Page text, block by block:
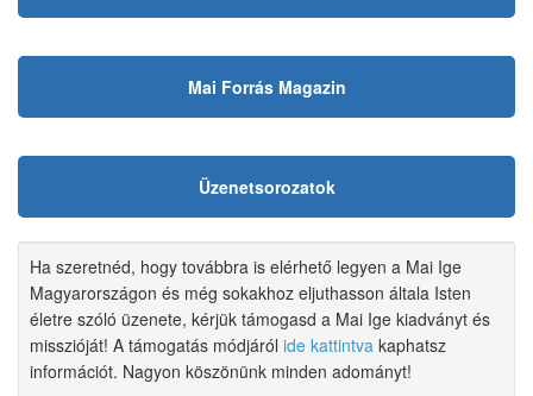
Mai Forrás Magazin
Üzenetsorozatok
Ha szeretnéd, hogy továbbra is elérhető legyen a Mai Ige
Magyarországon és még sokakhoz eljuthasson általa Isten
életre szóló üzenete, kérjük támogasd a Mai Ige kiadványt és
misszióját! A támogatás módjáról ide kattintva kaphatsz
információt. Nagyon köszönünk minden adományt!